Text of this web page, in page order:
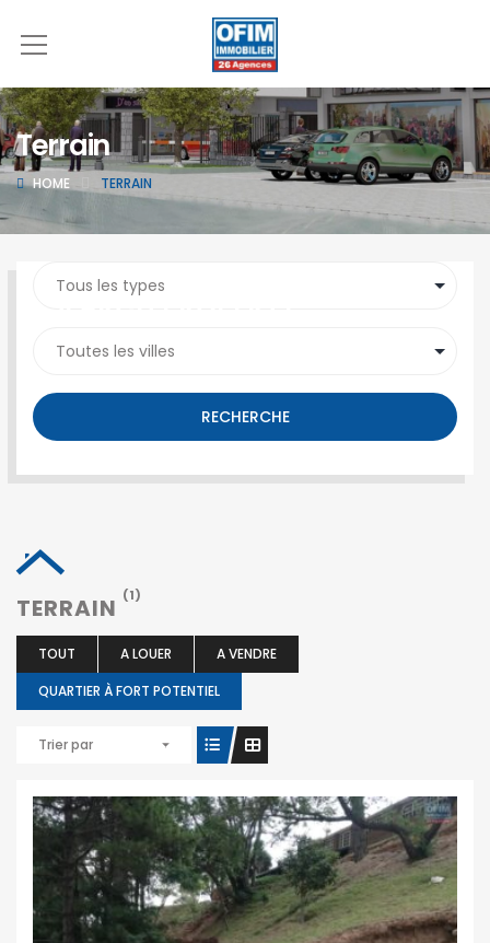
Terrain
HOME TERRAIN
SEARCH PROPERTY
RECHERCHE
TERRAIN (1)
TOUT A LOUER
A VENDRE
QUARTIER À FORT POTENTIEL
Trier par